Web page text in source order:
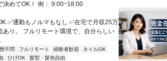
決めてOK！ 例： 9:00~18:00
✅通勤もノルマもなし ✅在宅で月収25万
り。 フルリモート環境で、自分らしい
不問 フルリモート 経験者歓迎
ネイルOK
ひげOK 髪型・髪色自由